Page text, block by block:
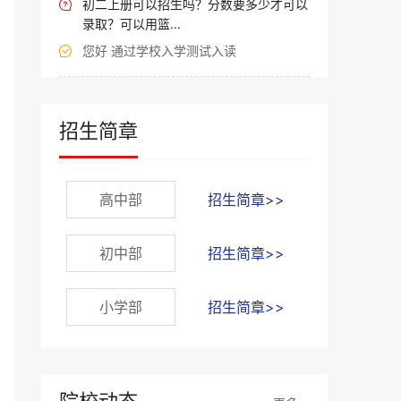

初二上册可以招生吗？分数要多少才可以
录取？可以用篮...
 您好 通过学校入学测试入读
招生简章
高中部 招生简章>>
初中部 招生简章>>
小学部 招生简章>>